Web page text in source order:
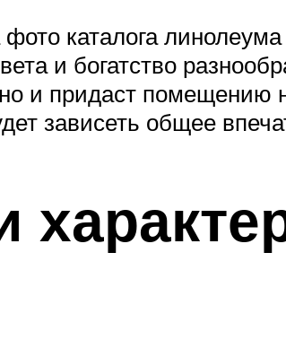
каталога
и богатство
и придаст помещению
зависеть общее